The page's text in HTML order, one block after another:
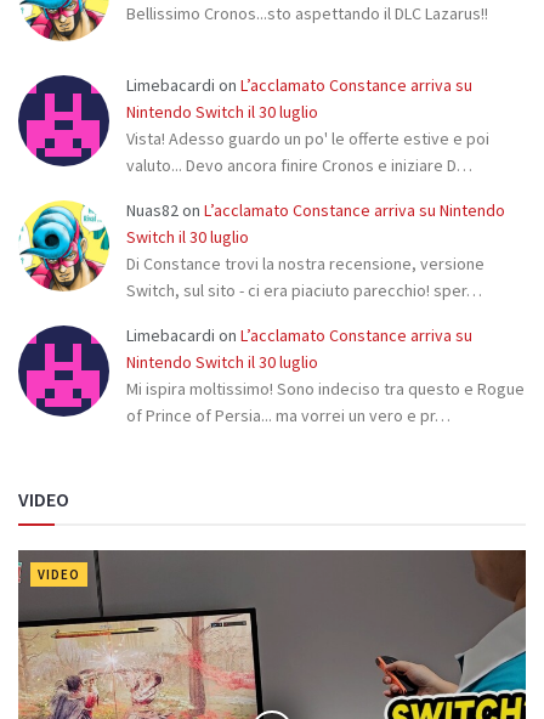
Bellissimo Cronos...sto aspettando il DLC Lazarus!!
Limebacardi on L’acclamato Constance arriva su
Nintendo Switch il 30 luglio
Vista! Adesso guardo un po' le offerte estive e poi
valuto... Devo ancora finire Cronos e iniziare D…
Nuas82on L’acclamato Constance arriva su Nintendo
Switch il 30 luglio
Di Constance trovi la nostra recensione, versione
Switch, sul sito - ci era piaciuto parecchio! sper…
Limebacardi on L’acclamato Constance arriva su
Nintendo Switch il 30 luglio
Mi ispira moltissimo! Sono indeciso tra questo e Rogue
of Prince of Persia... ma vorrei un vero e pr…
VIDEO
VIDEO